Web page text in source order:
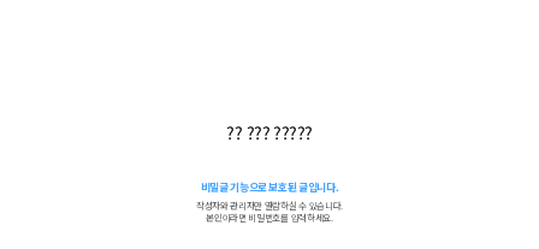
?? ??? ?????
비밀글 기능으로 보호된 글입니다.
작성자와 관리자만 열람하실 수 있습니다.
본인이라면 비밀번호를 입력하세요.